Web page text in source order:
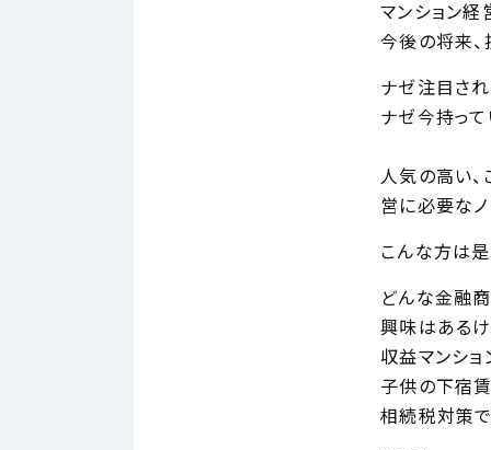
マンション経
今後の将来
ナゼ注目され
ナゼ今持っ
人気の高い、
営に必要なノ
こんな方は
どんな金融
興味はある
収益マンシ
子供の下宿
相続税対策